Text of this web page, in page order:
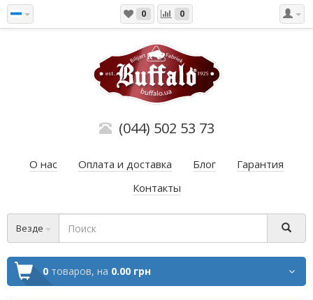
0 0
(044) 502 53 73
О нас Оплата и доставка Блог
Гарантия
Контакты
Везде
0 товаров, на 0.00 грн